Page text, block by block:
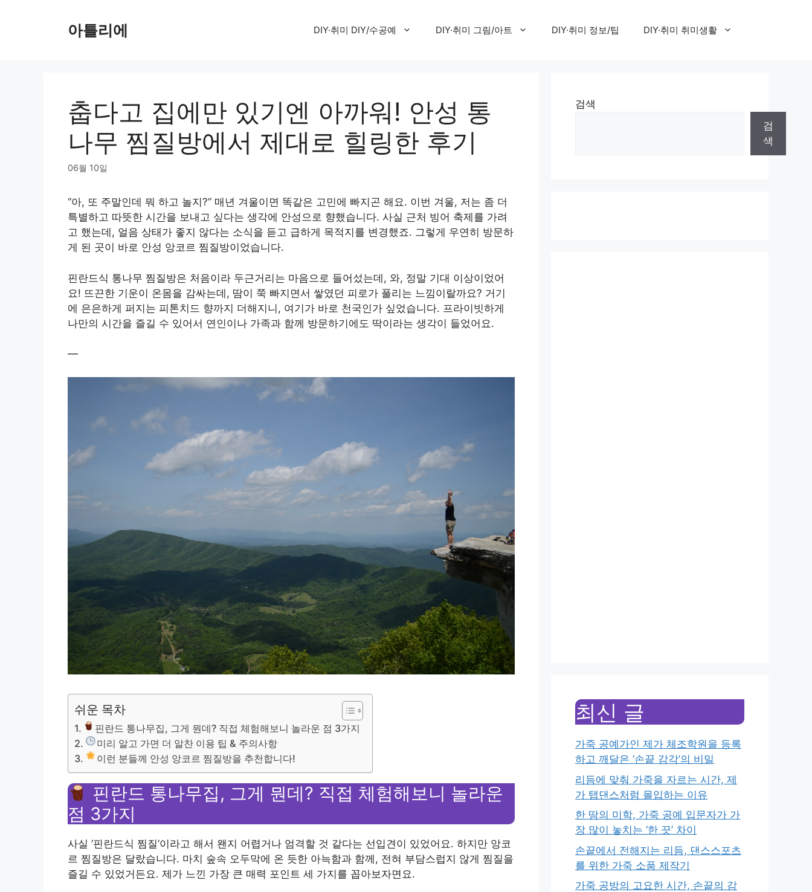
아틀리에 DIY·취미 DIY/수공예 DIY·취미 그림/아트 DIY·취미 정보/팁 DIY·취미 취미생활
춥다고 집에만 있기엔 아까워! 안성 통
나무 찜질방에서 제대로 힐링한 후기
06월 10일
“아, 또 주말인데 뭐 하고 놀지?” 매년 겨울이면 똑같은 고민에 빠지곤 해요. 이번 겨울, 저는 좀 더
특별하고 따뜻한 시간을 보내고 싶다는 생각에 안성으로 향했습니다. 사실 근처 빙어 축제를 가려
고 했는데, 얼음 상태가 좋지 않다는 소식을 듣고 급하게 목적지를 변경했죠. 그렇게 우연히 방문하
게 된 곳이 바로 안성 앙코르 찜질방이었습니다.
핀란드식 통나무 찜질방은 처음이라 두근거리는 마음으로 들어섰는데, 와, 정말 기대 이상이었어
요! 뜨끈한 기운이 온몸을 감싸는데, 땀이 쭉 빠지면서 쌓였던 피로가 풀리는 느낌이랄까요? 거기
에 은은하게 퍼지는 피톤치드 향까지 더해지니, 여기가 바로 천국인가 싶었습니다. 프라이빗하게
나만의 시간을 즐길 수 있어서 연인이나 가족과 함께 방문하기에도 딱이라는 생각이 들었어요.
—
쉬운 목차
핀란드 통나무집, 그게 뭔데? 직접 체험해보니 놀라운 점 3가지
미리 알고 가면 더 알찬 이용 팁 & 주의사항
이런 분들께 안성 앙코르 찜질방을 추천합니다!
핀란드 통나무집, 그게 뭔데? 직접 체험해보니 놀라운
점 3가지
사실 ‘핀란드식 찜질’이라고 해서 왠지 어렵거나 엄격할 것 같다는 선입견이 있었어요. 하지만 앙코
르 찜질방은 달랐습니다. 마치 숲속 오두막에 온 듯한 아늑함과 함께, 전혀 부담스럽지 않게 찜질을
즐길 수 있었거든요. 제가 느낀 가장 큰 매력 포인트 세 가지를 꼽아보자면요.
검색
검
색
최신 글
가죽 공예가인 제가 체조학원을 등록
하고 깨달은 ‘손끝 감각’의 비밀
리듬에 맞춰 가죽을 자르는 시간, 제
가 탭댄스처럼 몰입하는 이유
한 땀의 미학, 가죽 공예 입문자가 가
장 많이 놓치는 ‘한 끗’ 차이
손끝에서 전해지는 리듬, 댄스스포츠
를 위한 가죽 소품 제작기
가죽 공방의 고요한 시간, 손끝의 감